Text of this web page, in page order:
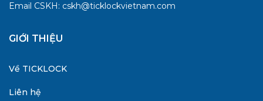
Email CSKH: cskh@ticklockvietnam.com
GIỚI THIỆU
Về TICKLOCK
Liên hệ